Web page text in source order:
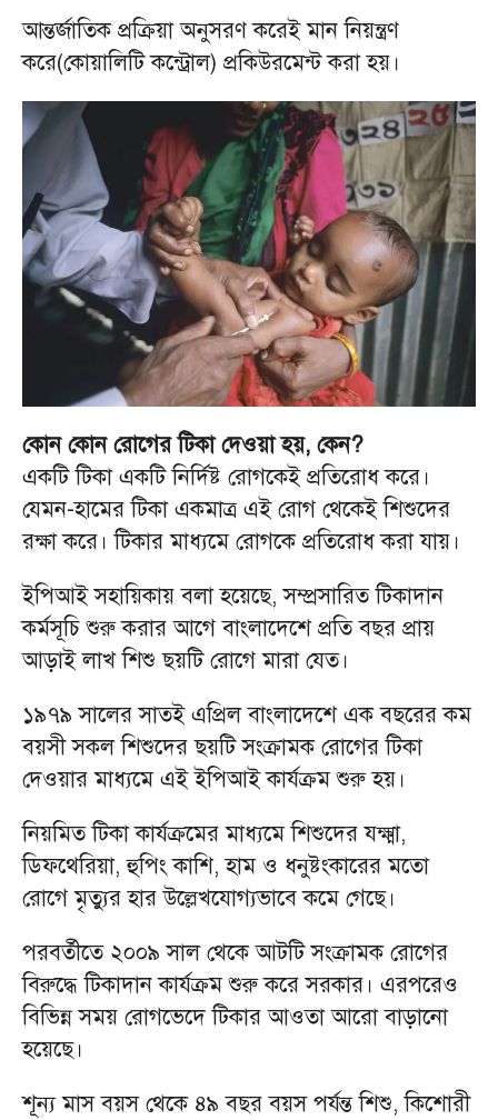
আন্তর্জাতিক প্রক্রিয়া অনুসরণ করেই মান নিয়ন্ত্রণ
করে(কোয়ালিটি কন্ট্রোল) প্রকিউরমেন্ট করা হয়।
কোন কোন রোগের টিকা দেওয়া হয়, কেন?
একটি টিকা একটি নির্দিষ্ট রোগকেই প্রতিরোধ করে।
যেমন-হামের টিকা একমাত্র এই রোগ থেকেই শিশুদের
রক্ষা করে। টিকার মাধ্যমে রোগকে প্রতিরোধ করা যায়।
ইপিআই সহায়িকায় বলা হয়েছে, সম্প্রসারিত টিকাদান
কর্মসূচি শুরু করার আগে বাংলাদেশে প্রতি বছর প্রায়
আড়াই লাখ শিশু ছয়টি রোগে মারা যেত।
১৯৭৯ সালের সাতই এপ্রিল বাংলাদেশে এক বছরের কম
বয়সী সকল শিশুদের ছয়টি সংক্রামক রোগের টিকা
দেওয়ার মাধ্যমে এই ইপিআই কার্যক্রম শুরু হয়।
নিয়মিত টিকা কার্যক্রমের মাধ্যমে শিশুদের যক্ষ্মা,
ডিফথেরিয়া, হুপিং কাশি, হাম ও ধনুষ্টংকারের মতো
রোগে মৃত্যুর হার উল্লেখযোগ্যভাবে কমে গেছে।
পরবর্তীতে ২০০৯ সাল থেকে আটটি সংক্রামক রোগের
বিরুদ্ধে টিকাদান কার্যক্রম শুরু করে সরকার। এরপরেও
বিভিন্ন সময় রোগভেদে টিকার আওতা আরো বাড়ানো
হয়েছে।
শূন্য মাস বয়স থেকে ৪৯ বছর বয়স পর্যন্ত শিশু, কিশোরী